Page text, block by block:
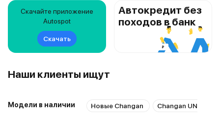
Скачайте приложение
Autospot
Скачать
Автокредит без
походов в банк
Наши клиенты ищут
Модели в наличии Новые Changan Changan UNI-S с